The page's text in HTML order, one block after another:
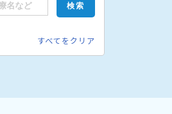
すべてをクリア